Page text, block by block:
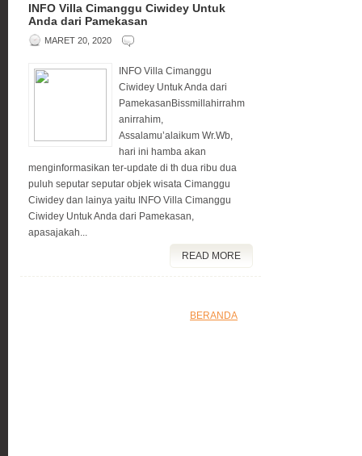
INFO Villa Cimanggu Ciwidey Untuk
Anda dari Pamekasan
MARET 20, 2020
INFO Villa Cimanggu
Ciwidey Untuk Anda dari
PamekasanBissmillahirrahm
anirrahim,
Assalamu’alaikum Wr.Wb,
hari ini hamba akan
menginformasikan ter-update di th dua ribu dua
puluh seputar seputar objek wisata Cimanggu
Ciwidey dan lainya yaitu INFO Villa Cimanggu
Ciwidey Untuk Anda dari Pamekasan,
apasajakah...
READ MORE
BERANDA